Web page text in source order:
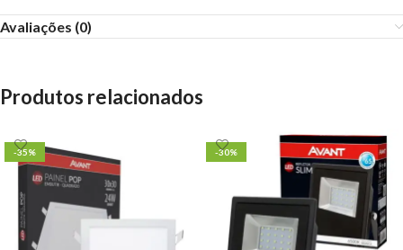
Avaliações (0)
Produtos relacionados
-35% -30%